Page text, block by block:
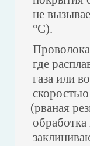
не
°С).
где
газа или
(рваная